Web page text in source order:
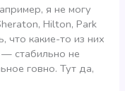
я не могу
Hilton, Park
что какие-то из них
— стабильно не
говно. Тут да,